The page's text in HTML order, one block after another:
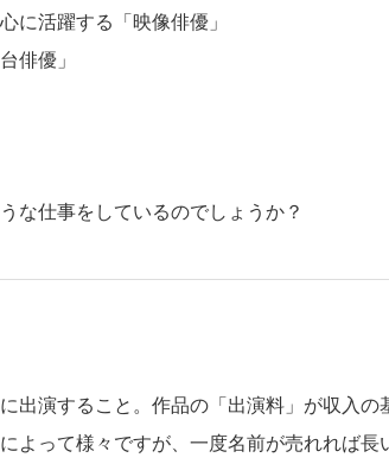
に活躍する
「映像俳優」
俳優」
な仕事をしているのでしょうか？
出演すること。作品の「 出演料 」が収入の
よって様々ですが、一度名前が売れれば長